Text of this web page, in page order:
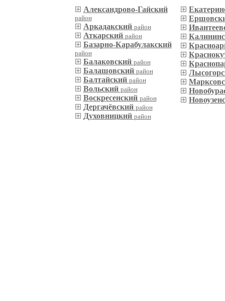
Александрово-Гайский
район
Аркадакский район
Аткарский район
Базарно-Карабулакский
район
Балаковский район
Балашовский район
Балтайский район
Вольский район
Воскресенский район
Дергачёвский район
Духовницкий район